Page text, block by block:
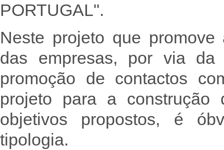
PORTUGAL".
Neste projeto que
das empresas, por via da
promoção de contactos
projeto para a
objetivos propostos, é
tipologia.